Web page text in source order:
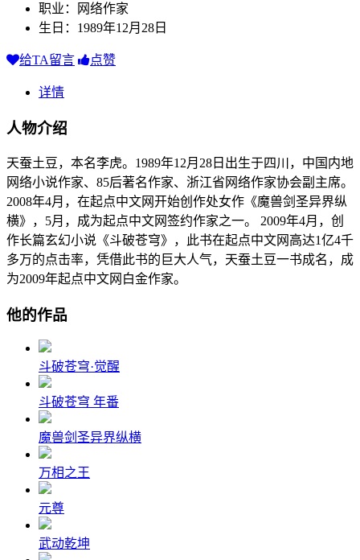
职业：网络作家
生日：1989年12月28日
给TA留言 点赞
详情
人物介绍
天蚕土豆，本名李虎。1989年12月28日出生于四川，中国内地
网络小说作家、85后著名作家、浙江省网络作家协会副主席。
2008年4月，在起点中文网开始创作处女作《魔兽剑圣异界纵
横》，5月，成为起点中文网签约作家之一。 2009年4月，创
作长篇玄幻小说《斗破苍穹》，此书在起点中文网高达1亿4千
多万的点击率，凭借此书的巨大人气，天蚕土豆一书成名，成
为2009年起点中文网白金作家。
他的作品
斗破苍穹·觉醒
斗破苍穹 年番
魔兽剑圣异界纵横
万相之王
元尊
武动乾坤